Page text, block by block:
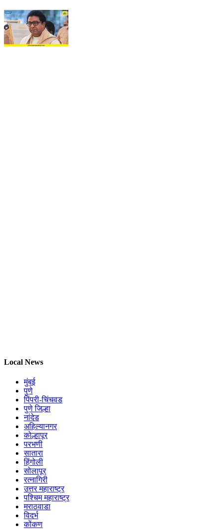
Local News
मुंबई
पुणे
पिंपरी-चिंचवड
पुणे जिल्हा
नांदेड
अहिल्यानगर
कोल्हापूर
परभणी
सातारा
हिंगोली
सोलापूर
रत्नागिरी
उत्तर महाराष्ट्र
पश्चिम महाराष्ट्र
मराठवाडा
विदर्भ
कोंकण